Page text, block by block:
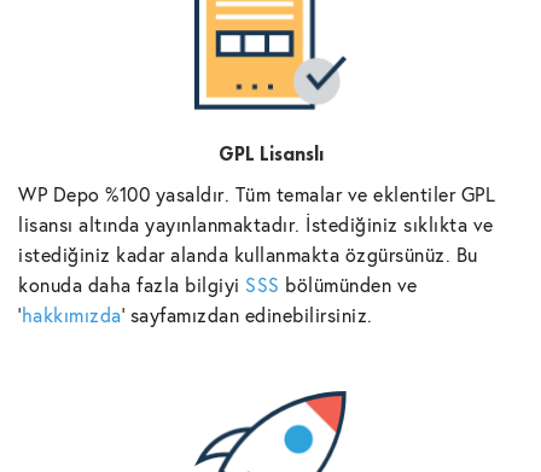
GPL Lisanslı
WP Depo %100 yasaldır. Tüm temalar ve eklentiler GPL
lisansı altında yayınlanmaktadır. İstediğiniz sıklıkta ve
istediğiniz kadar alanda kullanmakta özgürsünüz. Bu
konuda daha fazla bilgiyi SSS bölümünden ve
'hakkımızda' sayfamızdan edinebilirsiniz.